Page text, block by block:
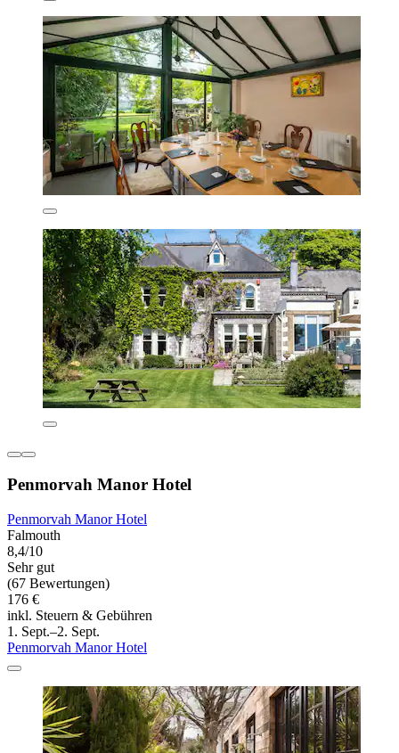
Penmorvah Manor Hotel
Penmorvah Manor Hotel
Falmouth
8,4/10
Sehr gut
(67 Bewertungen)
176 €
inkl. Steuern & Gebühren
1. Sept.–2. Sept.
Penmorvah Manor Hotel